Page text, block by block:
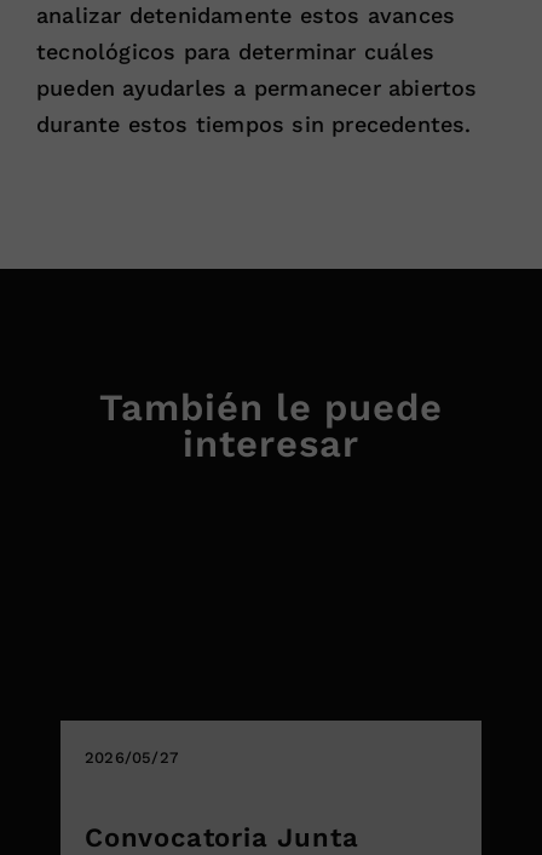
analizar detenidamente estos avances
tecnológicos para determinar cuáles
pueden ayudarles a permanecer abiertos
durante estos tiempos sin precedentes.
También le puede
interesar
2026/05/27
Convocatoria Junta